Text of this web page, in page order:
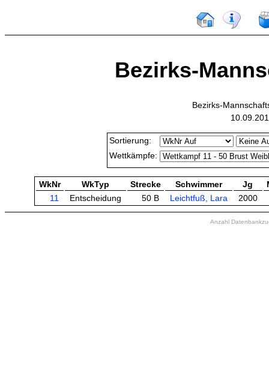
Bezirks-
Bezirks-
Sortierung:
Wettkämpfe:
WkNr WkTyp Strecke Schwimmer Jg
11
Entscheidung 50 B Leichtfuß, Lara 2000
Anzahl